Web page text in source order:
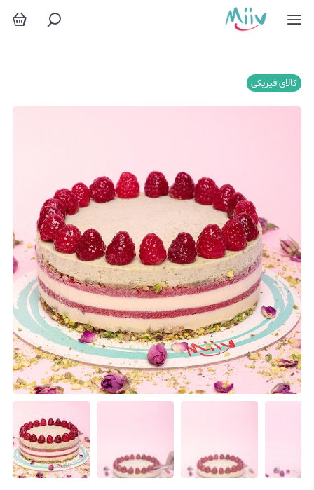
کالای فیزیکی